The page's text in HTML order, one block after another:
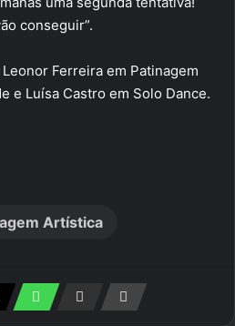
conseguir”.
Ferreira em Patinagem
e Luísa Castro em Solo Dance.
Artística